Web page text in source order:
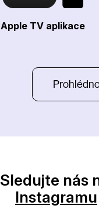
Apple TV aplikace
Sledujte nás
Instagramu